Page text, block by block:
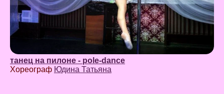
танец на пилоне - pole-dance
Хореограф Юдина Татьяна